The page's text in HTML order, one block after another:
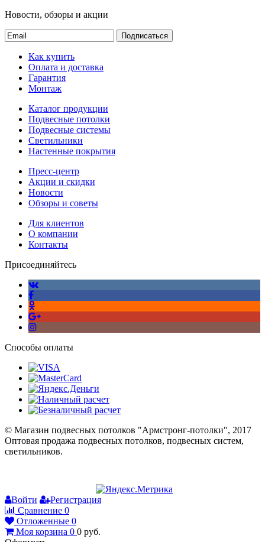
Новости, обзоры и акции
Подписаться
Как купить
Оплата и доставка
Гарантия
Монтаж
Каталог продукции
Подвесные потолки
Подвесные системы
Светильники
Настенные покрытия
Пресс-центр
Акции и скидки
Новости
Обзоры и советы
Для клиентов
О компании
Контакты
Присоединяйтесь
Способы оплаты
© Магазин подвесных потолков "Армстронг-потолки", 2017
Оптовая продажа подвесных потолков, подвесных систем,
светильников.
Войти
Регистрация
Сравнение 0
Отложенные 0
Моя корзина 0 0 руб.